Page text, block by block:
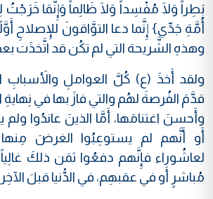
بَطِراً وَلَا مُفْسِداً وَلَا ظَالِماً وَإِنَّمَا
أُمَّةِ جَدِّي} إِنَّما دعا التوَّاقونَ للإِصلاحِ
وهذهِ الشَّريحة التي لم تكُن قد اتَّخذَت بعدُ
ولقد أَخذَ (ع) كُلَّ العواملِ والأَسبابِ
قدَّمَ الفُرصةَ لهُم والتي فازَ بها في
وأَحسنَ اغتنامَها، أَمَّا الذينَ عاندُوا
أَو أَنَّهم لم يستوعِبُوا الغرضَ مِنها
لعاشُوراء فإِنَّهم دفعُوا ثمَن ذلكَ
مُباشرٍ أَو في عقبهِم، في الدُّنيا قبلَ